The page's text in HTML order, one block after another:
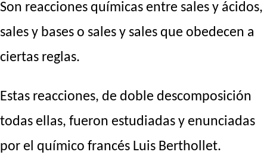
Son reacciones químicas entre sales y ácidos,
sales y bases o sales y sales que obedecen a
ciertas reglas.
Estas reacciones, de doble descomposición
todas ellas, fueron estudiadas y enunciadas
por el químico francés Luis Berthollet.